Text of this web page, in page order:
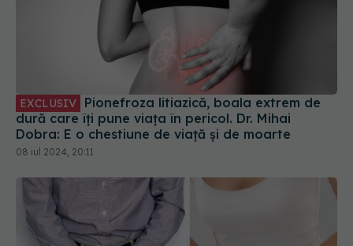
dură care îți pune viața în pericol. Dr. Mihai
Dobra: E o chestiune de viață și de moarte
08 iul 2024, 20:11